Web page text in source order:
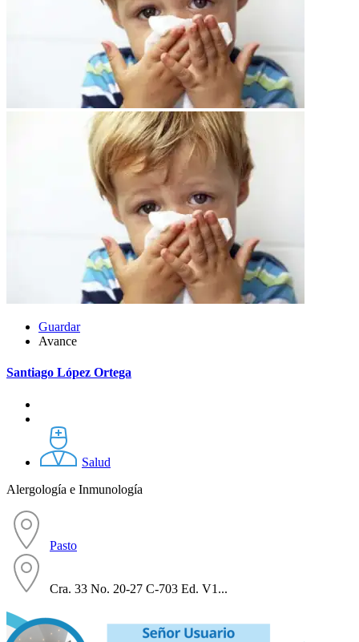
Guardar
Avance
Santiago López Ortega
Salud
Alergología e Inmunología
Pasto
Cra. 33 No. 20-27 C-703 Ed. V1...